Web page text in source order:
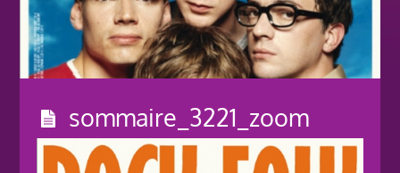
sommaire_3221_zoom